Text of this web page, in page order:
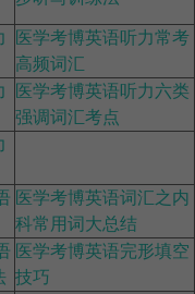
医学考博英语听力常考
高频词汇
医学考博英语听力六类
强调词汇考点
医学考博英语词汇之内
科常用词大总结
医学考博英语完形填空
技巧